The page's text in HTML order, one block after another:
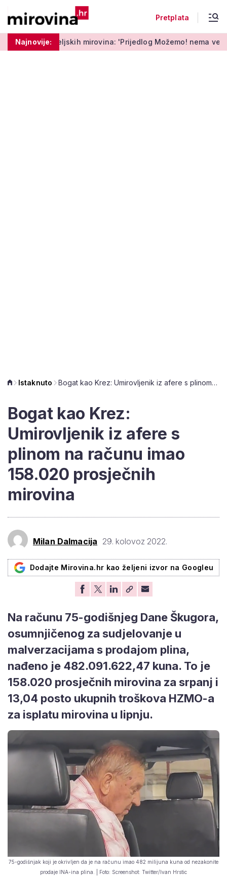
Pretplata
Najnovije:
mirovina: 'Prijedlog Možemo! nema veze s Vladinim'
Istaknuto Bogat kao Krez: Umirovljenik iz afere s plinom na računu imao 158.020 prosječnih mirovina
Bogat kao Krez:
Umirovljenik iz afere s
plinom na računu imao
158.020 prosječnih
mirovina
Milan Dalmacija 29. kolovoz 2022.
Dodajte Mirovina.hr kao željeni izvor na Googleu
Na računu 75-godišnjeg Dane Škugora,
osumnjičenog za sudjelovanje u
malverzacijama s prodajom plina,
nađeno je 482.091.622,47 kuna. To je
158.020 prosječnih mirovina za srpanj i
13,04 posto ukupnih troškova HZMO-a
za isplatu mirovina u lipnju.
75-godišnjak koji je okrivljen da je na računu imao 482 milijuna kuna od nezakonite
prodaje INA-ina plina. | Foto: Screenshot: Twitter/Ivan Hrstic